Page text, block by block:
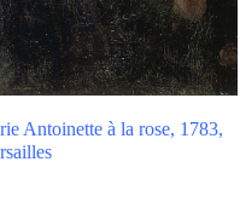
Antoinette à la rose, 1783,